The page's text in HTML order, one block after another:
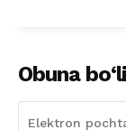
Obuna